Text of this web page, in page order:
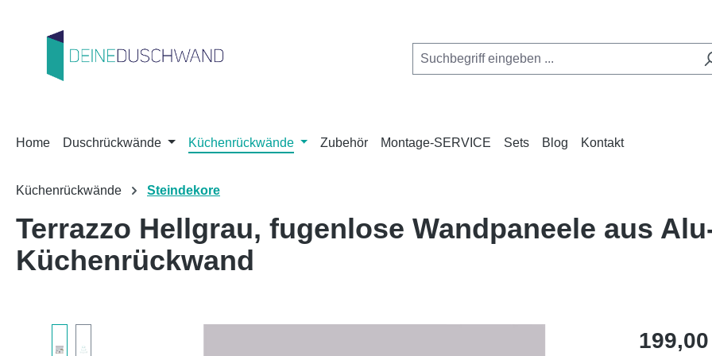
Home Duschrückwände Küchenrückwände Zubehör Montage-SERVICE Sets Blog Kontakt
Küchenrückwände Steindekore
Terrazzo Hellgrau, fugenlose Wandpaneele aus
Küchenrückwand
Regulärer